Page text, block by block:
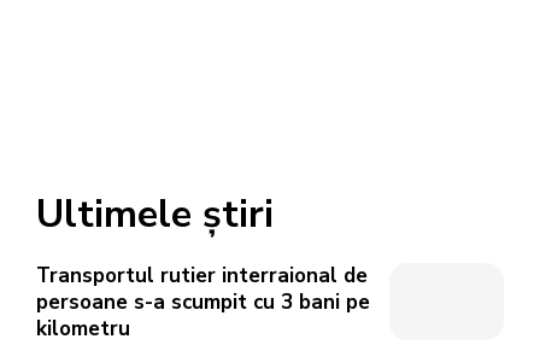
Ultimele știri
Transportul rutier interraional de
persoane s-a scumpit cu 3 bani pe
kilometru